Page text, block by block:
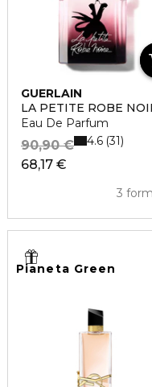
GUERLAIN
LA PETITE ROBE
Eau De Parfum
68,17 €
90,90 €
3
4.6 31
Pianeta Green